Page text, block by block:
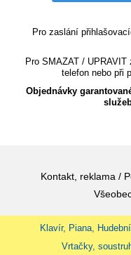
Pro zaslání
Pro SMAZAT /
telefon nebo při
Objednávky
Kontakt, reklama /
Klavír, Piana,
Vrtačky,